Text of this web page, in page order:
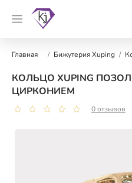
Главная Бижутерия Xuping
КОЛЬЦО XUPING
ЦИРКОНИЕМ
0 отзывов